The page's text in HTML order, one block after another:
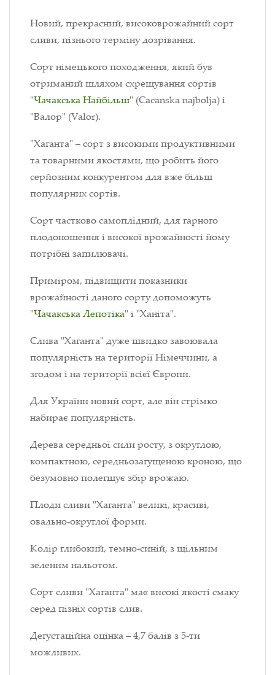
Новий, прекрасний, високоврожайний сорт
сливи, пізнього терміну дозрівання.
Сорт німецького походження, який був
отриманий шляхом схрещування сортів
"Чачакська Найбільш" (Cacanska najbolja) і
"Валор" (Valor).
"Хаганта" – сорт з високими продуктивними
та товарними якостями, що робить його
серйозним конкурентом для вже більш
популярних сортів.
Сорт частково самоплідний, для гарного
плодоношення і високої врожайності йому
потрібні запилювачі.
Приміром, підвищити показники
врожайності даного сорту допоможуть
"Чачакська Лепотіка" і "Ханіта".
Слива "Хаганта" дуже швидко завоювала
популярність на території Німеччини, а
згодом і на території всієї Європи.
Для України новий сорт, але він стрімко
набирає популярність.
Дерева середньої сили росту, з округлою,
компактною, середньозагущеною кроною, що
безумовно полегшує збір врожаю.
Плоди сливи "Хаганта" великі, красиві,
овально-округлої форми.
Колір глибокий, темно-синій, з щільним
зеленим нальотом.
Сорт сливи "Хаганта" має високі якості смаку
серед пізніх сортів слив.
Дегустаційна оцінка – 4,7 балів з 5-ти
можливих.